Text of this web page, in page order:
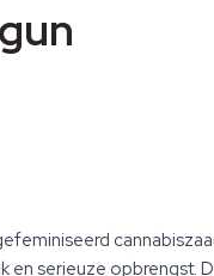
en serieuze opbrengst.